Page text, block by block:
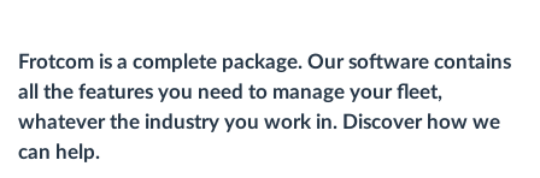
Frotcom is a complete package. Our software contains
all the features you need to manage your fleet,
whatever the industry you work in. Discover how we
can help.